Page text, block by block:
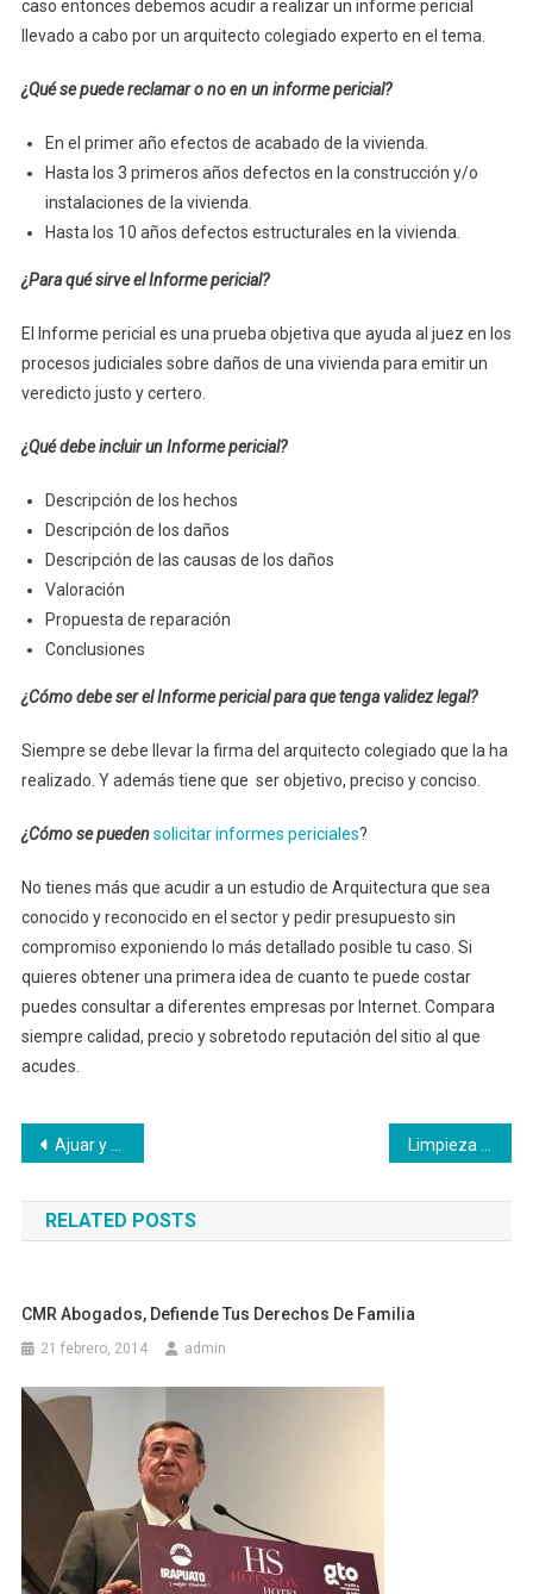
caso entonces debemos acudir a realizar un informe pericial
llevado a cabo por un arquitecto colegiado experto en el tema.
¿Qué se puede reclamar o no en un informe pericial?
En el primer año efectos de acabado de la vivienda.
Hasta los 3 primeros años defectos en la construcción y/o
instalaciones de la vivienda.
Hasta los 10 años defectos estructurales en la vivienda.
¿Para qué sirve el Informe pericial?
El Informe pericial es una prueba objetiva que ayuda al juez en los
procesos judiciales sobre daños de una vivienda para emitir un
veredicto justo y certero.
¿Qué debe incluir un Informe pericial?
Descripción de los hechos
Descripción de los daños
Descripción de las causas de los daños
Valoración
Propuesta de reparación
Conclusiones
¿Cómo debe ser el Informe pericial para que tenga validez legal?
Siempre se debe llevar la firma del arquitecto colegiado que la ha
realizado. Y además tiene que ser objetivo, preciso y conciso.
¿Cómo se puedensolicitar informes periciales?
No tienes más que acudir a un estudio de Arquitectura que sea
conocido y reconocido en el sector y pedir presupuesto sin
compromiso exponiendo lo más detallado posible tu caso. Si
quieres obtener una primera idea de cuanto te puede costar
puedes consultar a diferentes empresas por Internet. Compara
siempre calidad, precio y sobretodo reputación del sitio al que
acudes.
Navegación
de
entradas
Ajuar y decoración a precios low cost
RELATED POSTS
CMR Abogados, Defiende Tus Derechos De Familia
21 febrero, 2014 admin